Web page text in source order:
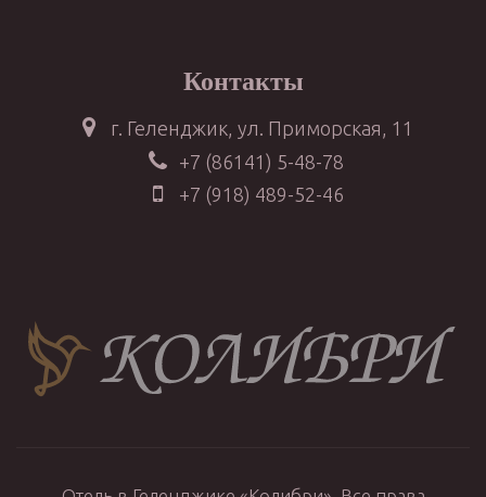
Контакты
г. Геленджик, ул. Приморская, 11
+7 (86141) 5-48-78
+7 (918) 489-52-46